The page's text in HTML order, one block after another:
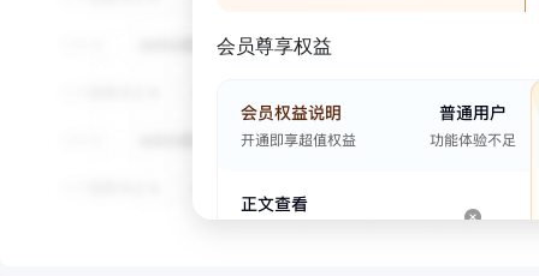
会员尊享权益